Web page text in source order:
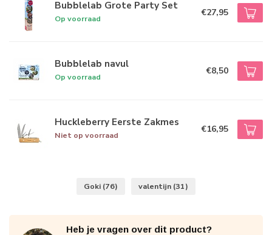
Bubblelab Grote Party Set
Op voorraad
€27,95
Bubblelab navul
Op voorraad
€8,50
Huckleberry Eerste Zakmes
Niet op voorraad
€16,95
Goki (76) valentijn (31)
Heb je vragen over dit product?